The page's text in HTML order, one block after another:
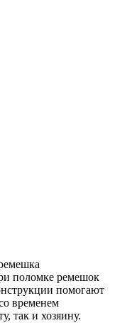
поломке ремешок
помогают
временем
так и хозяину.